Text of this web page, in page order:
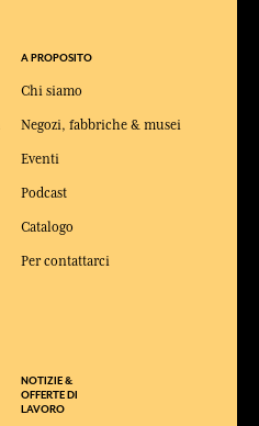
A PROPOSITO
Chi siamo
Negozi, fabbriche & musei
Eventi
Podcast
Catalogo
Per contattarci
NOTIZIE &
OFFERTE DI
LAVORO